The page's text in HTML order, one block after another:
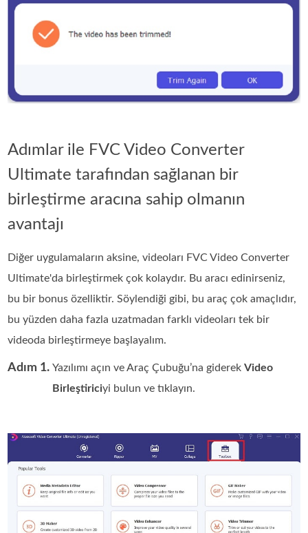
Adımlar ile FVC Video Converter
Ultimate tarafından sağlanan bir
birleştirme aracına sahip olmanın
avantajı
Diğer uygulamaların aksine, videoları FVC Video Converter
Ultimate'da birleştirmek çok kolaydır. Bu aracı edinirseniz,
bu bir bonus özelliktir. Söylendiği gibi, bu araç çok amaçlıdır,
bu yüzden daha fazla uzatmadan farklı videoları tek bir
videoda birleştirmeye başlayalım.
Adım 1. Yazılımı açın ve Araç Çubuğu’na giderekVideo
Birleştiriciyi bulun ve tıklayın.